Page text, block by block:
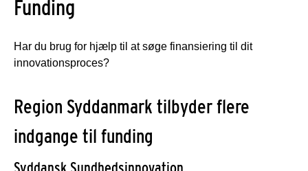
Funding
Har du brug for hjælp til at søge finansiering til dit
innovationsproces?
Region Syddanmark tilbyder flere
indgange til funding
Syddansk Sundhedsinnovation